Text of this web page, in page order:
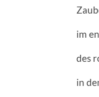
im
des
in